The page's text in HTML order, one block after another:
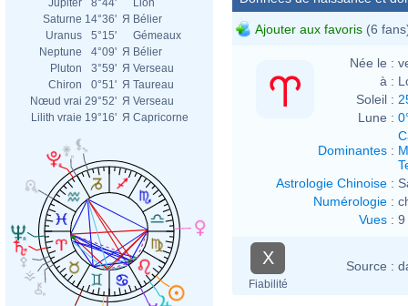
Jupiter
8°44'
Lion
Saturne 14°36' Я Bélier
Uranus
5°15'
Gémeaux
Neptune
4°09' Я Bélier
Pluton
3°59' Я Verseau
Chiron
0°51' Я Taureau
Nœud vrai 29°52' Я Verseau
Lilith vraie 19°16' Я Capricorne
Ajouter aux favoris (6
Née le :
à :
Soleil :
Lune :
Dominantes :
Astrologie Chinoise :
Numérologie :
Vues : 9
X
Fiabilité
Source :